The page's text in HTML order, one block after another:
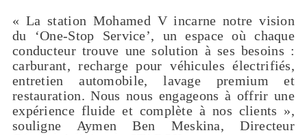
« La station Mohamed V incarne notre vision
du ‘One-Stop Service’, un espace où chaque
conducteur trouve une solution à ses besoins :
carburant, recharge pour véhicules électrifiés,
entretien automobile, lavage premium et
restauration. Nous nous engageons à offrir une
expérience fluide et complète à nos clients »,
souligne Aymen Ben Meskina, Directeur